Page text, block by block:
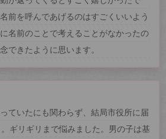
前を呼んであげるのはすごくいいよう
名前のことで考えることがなかったの
できたように思います。
ていたにも関わらず、結局市役所に届
ギリギリまで悩みました。男の子は基